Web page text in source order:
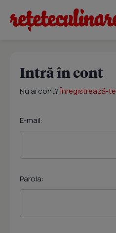
Intră în cont
Nu ai cont?Înregistrează-te
E-mail:
Parola: